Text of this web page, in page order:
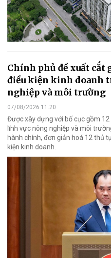
Chính phủ đề xuất cắt
điều kiện kinh doanh
nghiệp và môi trường
07/08/2026 11:20
Được xây dựng với bố cục gồm
lĩnh vực nông nghiệp và môi
hành chính, đơn giản hoá 12 thủ
kiện kinh doanh.